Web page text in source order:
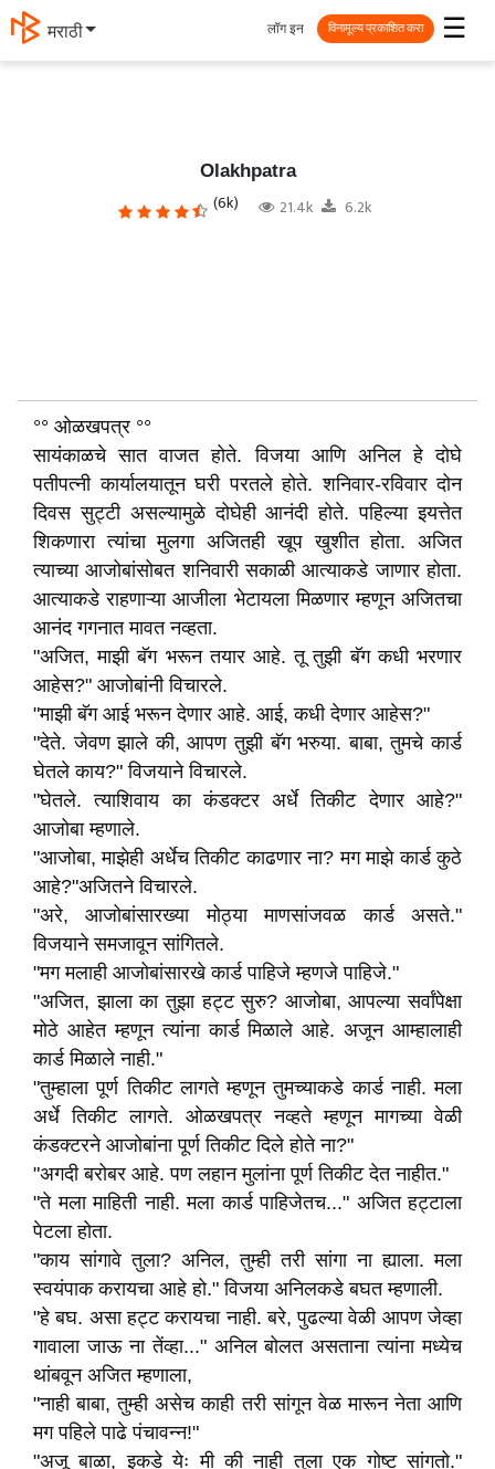
मराठी ☰
लॉग इन विनामूल्य प्रकाशित करा
Olakhpatra
(6k) 21.4k 6.2k
°° ओळखपत्र °°
सायंकाळचे सात वाजत होते. विजया आणि अनिल हे दोघे
पतीपत्नी कार्यालयातून घरी परतले होते. शनिवार-रविवार दोन
दिवस सुट्टी असल्यामुळे दोघेही आनंदी होते. पहिल्या इयत्तेत
शिकणारा त्यांचा मुलगा अजितही खूप खुशीत होता. अजित
त्याच्या आजोबांसोबत शनिवारी सकाळी आत्याकडे जाणार होता.
आत्याकडे राहणाऱ्या आजीला भेटायला मिळणार म्हणून अजितचा
आनंद गगनात मावत नव्हता.
"अजित, माझी बॅग भरून तयार आहे. तू तुझी बॅग कधी भरणार
आहेस?" आजोबांनी विचारले.
"माझी बॅग आई भरून देणार आहे. आई, कधी देणार आहेस?"
"देते. जेवण झाले की, आपण तुझी बॅग भरुया. बाबा, तुमचे कार्ड
घेतले काय?" विजयाने विचारले.
"घेतले. त्याशिवाय का कंडक्टर अर्धे तिकीट देणार आहे?"
आजोबा म्हणाले.
"आजोबा, माझेही अर्धेच तिकीट काढणार ना? मग माझे कार्ड कुठे
आहे?"अजितने विचारले.
"अरे, आजोबांसारख्या मोठ्या माणसांजवळ कार्ड असते."
विजयाने समजावून सांगितले.
"मग मलाही आजोबांसारखे कार्ड पाहिजे म्हणजे पाहिजे."
"अजित, झाला का तुझा हट्ट सुरु? आजोबा, आपल्या सर्वांपेक्षा
मोठे आहेत म्हणून त्यांना कार्ड मिळाले आहे. अजून आम्हालाही
कार्ड मिळाले नाही."
"तुम्हाला पूर्ण तिकीट लागते म्हणून तुमच्याकडे कार्ड नाही. मला
अर्धे तिकीट लागते. ओळखपत्र नव्हते म्हणून मागच्या वेळी
कंडक्टरने आजोबांना पूर्ण तिकीट दिले होते ना?"
"अगदी बरोबर आहे. पण लहान मुलांना पूर्ण तिकीट देत नाहीत."
"ते मला माहिती नाही. मला कार्ड पाहिजेतच..." अजित हट्टाला
पेटला होता.
"काय सांगावे तुला? अनिल, तुम्ही तरी सांगा ना ह्याला. मला
स्वयंपाक करायचा आहे हो." विजया अनिलकडे बघत म्हणाली.
"हे बघ. असा हट्ट करायचा नाही. बरे, पुढल्या वेळी आपण जेव्हा
गावाला जाऊ ना तेंव्हा..." अनिल बोलत असताना त्यांना मध्येच
थांबवून अजित म्हणाला,
"नाही बाबा, तुम्ही असेच काही तरी सांगून वेळ मारून नेता आणि
मग पहिले पाढे पंचावन्न!"
"अजू बाळा, इकडे येः मी की नाही तुला एक गोष्ट सांगतो."